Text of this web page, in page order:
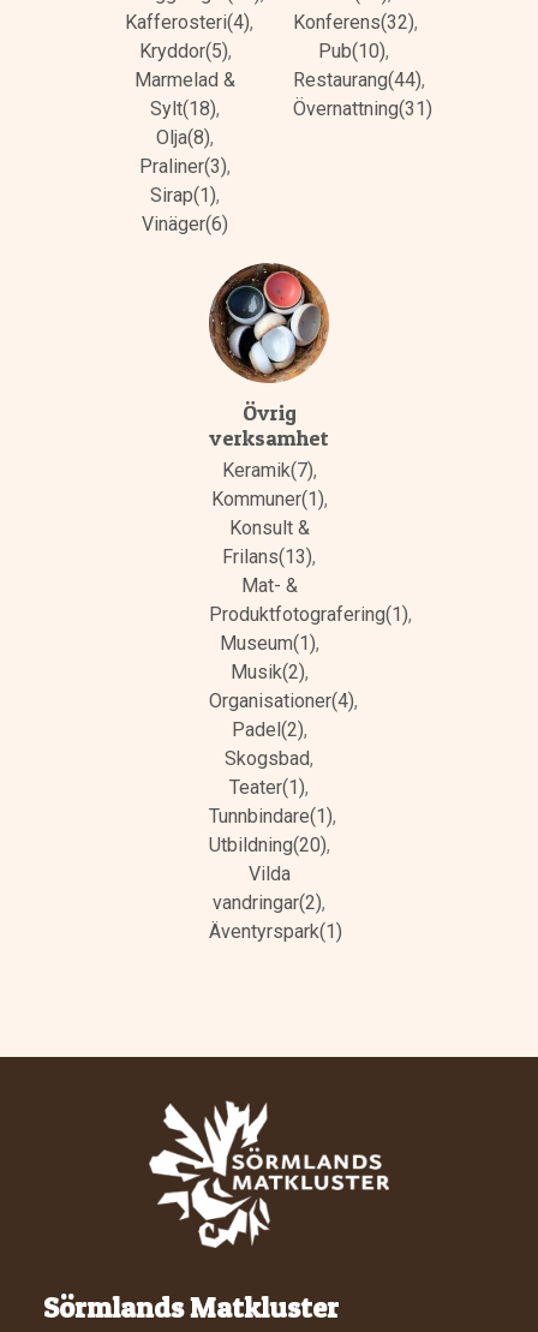
Kafferosteri(4),
Kryddor(5),
Marmelad &
Sylt(18),
Olja(8),
Praliner(3),
Sirap(1),
Vinäger(6)
Konferens(32),
Pub(10),
Restaurang(44),
Övernattning(31)
Övrig
verksamhet
Keramik(7),
Kommuner(1),
Konsult &
Frilans(13),
Mat- &
Produktfotografering(1),
Museum(1),
Musik(2),
Organisationer(4),
Padel(2),
Skogsbad,
Teater(1),
Tunnbindare(1),
Utbildning(20),
Vilda
vandringar(2),
Äventyrspark(1)
Sörmlands Matkluster